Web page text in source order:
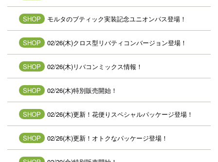
SHOP モルタのブティック実装記念ユニオンパス登場！
SHOP 02/26(木)クロス型リバティコンバージョン登場！
SHOP 02/26(木)リバコンミックス情報！
SHOP 02/26(木)特別販売開始！
SHOP 02/26(木)更新！花便りスペシャルパッケージ登場！
SHOP 02/26(木)更新！オトクなパッケージ登場！